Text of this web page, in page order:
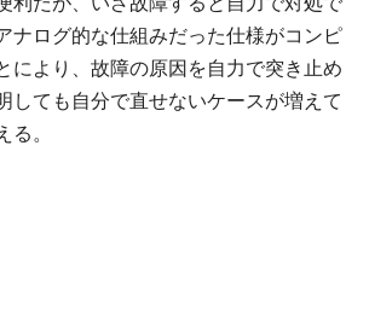
ナログ的な仕組みだった仕様がコンピ
により、故障の原因を自力で突き止め
しても自分で直せないケースが増えて
る。